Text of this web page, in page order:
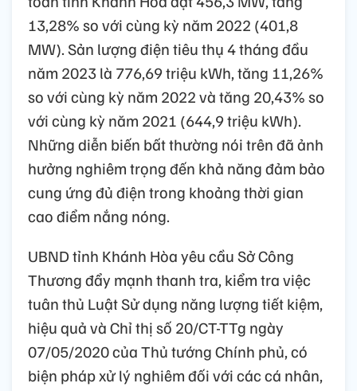
13,28% so với cùng kỳ năm 2022 (401,8
MW). Sản lượng điện tiêu thụ 4 tháng đầu
năm 2023 là 776,69 triệu kWh, tăng 11,26%
so với cùng kỳ năm 2022 và tăng 20,43% so
với cùng kỳ năm 2021 (644,9 triệu kWh).
Những diễn biến bất thường nói trên đã ảnh
hưởng nghiêm trọng đến khả năng đảm bảo
cung ứng đủ điện trong khoảng thời gian
cao điểm nắng nóng.
UBND tỉnh Khánh Hòa yêu cầu Sở Công
Thương đẩy mạnh thanh tra, kiểm tra việc
tuân thủ Luật Sử dụng năng lượng tiết kiệm,
hiệu quả và Chỉ thị số 20/CT-TTg ngày
07/05/2020 của Thủ tướng Chính phủ, có
biện pháp xử lý nghiêm đối với các cá nhân,